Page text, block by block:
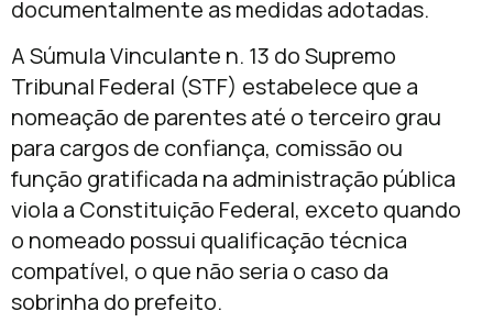
documentalmente as medidas adotadas.
A Súmula Vinculante n. 13 do Supremo
Tribunal Federal (STF) estabelece que a
nomeação de parentes até o terceiro grau
para cargos de confiança, comissão ou
função gratificada na administração pública
viola a Constituição Federal, exceto quando
o nomeado possui qualificação técnica
compatível, o que não seria o caso da
sobrinha do prefeito.